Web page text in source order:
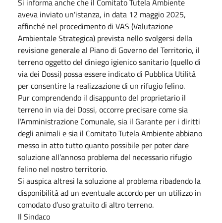
aveva inviato un'istanza, in data 12 maggio 2025,
affinché nel procedimento di VAS (Valutazione
Ambientale Strategica) prevista nello svolgersi della
revisione generale al Piano di Governo del Territorio, il
terreno oggetto del diniego igienico sanitario (quello di
via dei Dossi) possa essere indicato di Pubblica Utilità
per consentire la realizzazione di un rifugio felino.
Pur comprendendo il disappunto del proprietario il
terreno in via dei Dossi, occorre precisare come sia
l’Amministrazione Comunale, sia il Garante per i diritti
degli animali e sia il Comitato Tutela Ambiente abbiano
messo in atto tutto quanto possibile per poter dare
soluzione all’annoso problema del necessario rifugio
felino nel nostro territorio.
Si auspica altresi la soluzione al problema ribadendo la
disponibilità ad un eventuale accordo per un utilizzo in
comodato d’uso gratuito di altro terreno.
Il Sindaco